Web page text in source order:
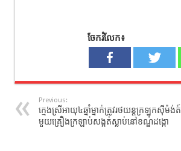
ចែករំលែក៖
Previous:
ក្មេងស្រីអាយុ៤ឆ្នាំម្នាក់ត្រូវរថយន្តក្រឡុកស៊ីម៉ង់ត៍
មួយគ្រឿងក្រឡាប់សង្កត់ស្លាប់នៅខណ្ឌដង្កោ